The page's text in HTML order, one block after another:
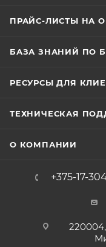
ПРАЙС-ЛИСТЫ НА
БАЗА ЗНАНИЙ ПО
РЕСУРСЫ ДЛЯ
ТЕХНИЧЕСКАЯ
О КОМПАНИИ
+375-17-